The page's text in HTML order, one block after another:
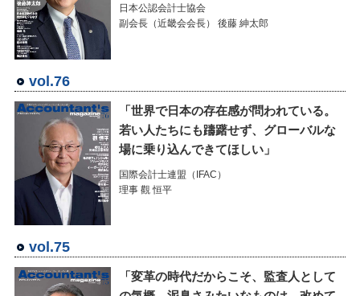
日本公認会計士協会
副会長（近畿会会長） 後藤 紳太郎
vol.76
「世界で日本の存在感が問われている。
若い人たちにも躊躇せず、グローバルな
場に乗り込んできてほしい」
国際会計士連盟（IFAC）
理事 觀 恒平
vol.75
「変革の時代だからこそ、監査人として